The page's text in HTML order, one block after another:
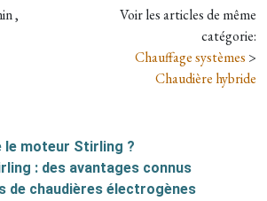
,
Voir les articles de même
catégorie:
Chauffage systèmes >
Chaudière hybride
le moteur Stirling ?
: des avantages connus
de chaudières électrogènes